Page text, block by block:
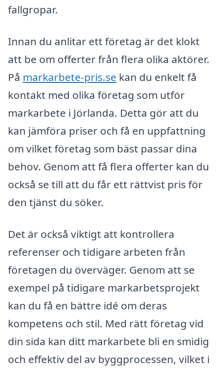
fallgropar.
Innan du anlitar ett företag är det klokt
att be om offerter från flera olika aktörer.
På markarbete-pris.se kan du enkelt få
kontakt med olika företag som utför
markarbete i Jörlanda. Detta gör att du
kan jämföra priser och få en uppfattning
om vilket företag som bäst passar dina
behov. Genom att få flera offerter kan du
också se till att du får ett rättvist pris för
den tjänst du söker.
Det är också viktigt att kontrollera
referenser och tidigare arbeten från
företagen du överväger. Genom att se
exempel på tidigare markarbetsprojekt
kan du få en bättre idé om deras
kompetens och stil. Med rätt företag vid
din sida kan ditt markarbete bli en smidig
och effektiv del av byggprocessen, vilket i